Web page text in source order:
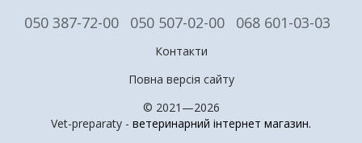
050 387-72-00 050 507-02-00 068 601-03-03
Контакти
Повна версія сайту
© 2021—2026
Vet-preparaty - ветеринарний інтернет магазин.